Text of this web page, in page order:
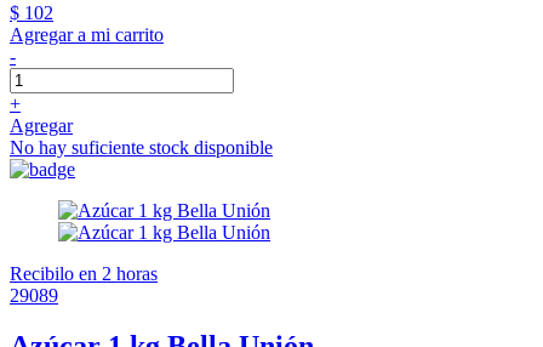
$ 102
Agregar a mi carrito
-
+
Agregar
No hay suficiente stock disponible
Recibilo en 2 horas
29089